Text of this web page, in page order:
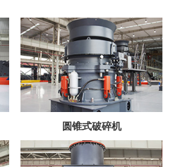
圆锥式破碎机